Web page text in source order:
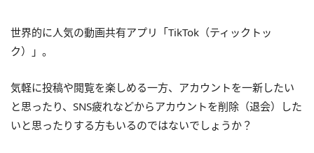
世界的に人気の動画共有アプリ「TikTok（ティックトッ
ク）」。
気軽に投稿や閲覧を楽しめる一方、アカウントを一新したい
と思ったり、SNS疲れなどからアカウントを削除（退会）した
いと思ったりする方もいるのではないでしょうか？